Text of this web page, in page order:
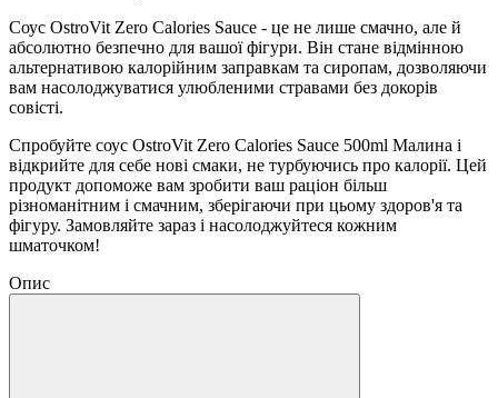
Соус OstroVit Zero Calories Sauce - це не лише смачно, але й
абсолютно безпечно для вашої фігури. Він стане відмінною
альтернативою калорійним заправкам та сиропам, дозволяючи
вам насолоджуватися улюбленими стравами без докорів
совісті.
Спробуйте соус OstroVit Zero Calories Sauce 500ml Малина і
відкрийте для себе нові смаки, не турбуючись про калорії. Цей
продукт допоможе вам зробити ваш раціон більш
різноманітним і смачним, зберігаючи при цьому здоров'я та
фігуру. Замовляйте зараз і насолоджуйтеся кожним
шматочком!
Опис